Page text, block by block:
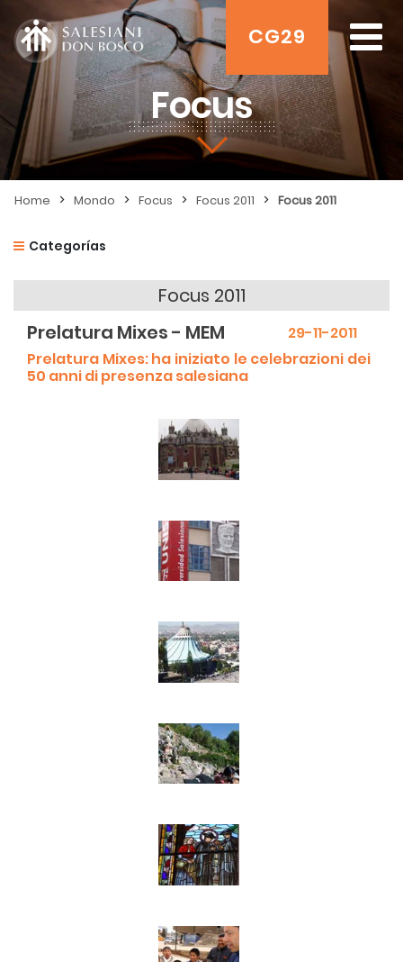
CG29
Focus
Home > Mondo > Focus > Focus 2011 > Focus 2011
Categorías
Focus 2011
Prelatura Mixes - MEM
29-11-2011
Prelatura Mixes: ha iniziato le celebrazioni dei
50 anni di presenza salesiana